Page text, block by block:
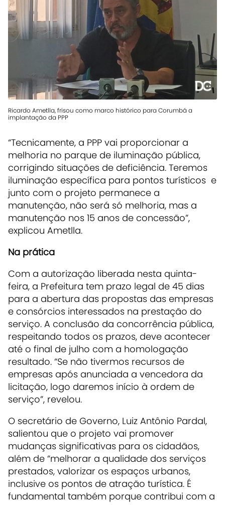
Ricardo Ametlla, frisou como marco histórico para Corumbá a
implantação da PPP
“Tecnicamente, a PPP vai proporcionar a
melhoria no parque de iluminação pública,
corrigindo situações de deficiência. Teremos
iluminação específica para pontos turísticos e
junto com o projeto permanece a
manutenção, não será só melhoria, mas a
manutenção nos 15 anos de concessão”,
explicou Ametlla.
Na prática
Com a autorização liberada nesta quinta-
feira, a Prefeitura tem prazo legal de 45 dias
para a abertura das propostas das empresas
e consórcios interessados na prestação do
serviço. A conclusão da concorrência pública,
respeitando todos os prazos, deve acontecer
até o final de julho com a homologação
resultado. “Se não tivermos recursos de
empresas após anunciada a vencedora da
licitação, logo daremos início à ordem de
serviço”, revelou.
O secretário de Governo, Luiz Antônio Pardal,
salientou que o projeto vai promover
mudanças significativas para os cidadãos,
além de “melhorar a qualidade dos serviços
prestados, valorizar os espaços urbanos,
inclusive os pontos de atração turística. É
fundamental também porque contribui com a